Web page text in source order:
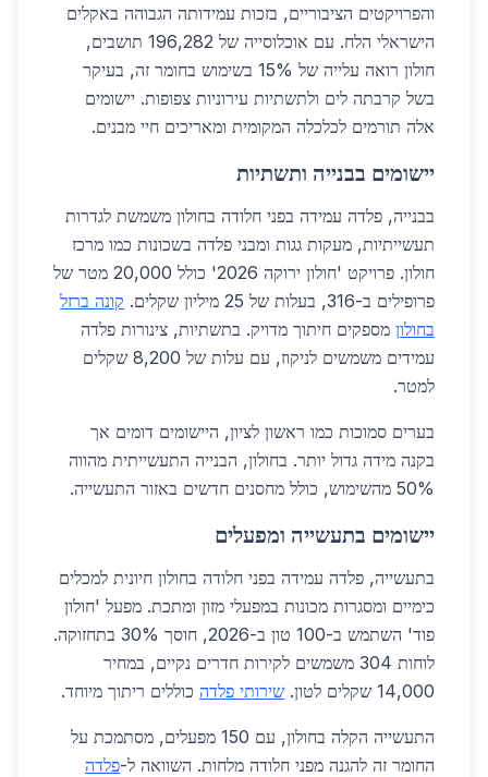
והפרויקטים הציבוריים, בזכות עמידותה הגבוהה באקלים
הישראלי הלח. עם אוכלוסייה של 196,282 תושבים,
חולון רואה עלייה של 15% בשימוש בחומר זה, בעיקר
בשל קרבתה לים ולתשתיות עירוניות צפופות. יישומים
אלה תורמים לכלכלה המקומית ומאריכים חיי מבנים.
יישומים בבנייה ותשתיות
בבנייה, פלדה עמידה בפני חלודה בחולון משמשת לגדרות
תעשייתיות, מעקות גגות ומבני פלדה בשכונות כמו מרכז
חולון. פרויקט 'חולון ירוקה 2026' כולל 20,000 מטר של
פרופילים ב-316, בעלות של 25 מיליון שקלים.
קונה ברזל
בחולון מספקים חיתוך מדויק. בתשתיות, צינורות פלדה
עמידים משמשים לניקוז, עם עלות של 8,200 שקלים
למטר.
בערים סמוכות כמו ראשון לציון, היישומים דומים אך
בקנה מידה גדול יותר. בחולון, הבנייה התעשייתית מהווה
50% מהשימוש, כולל מחסנים חדשים באזור התעשייה.
יישומים בתעשייה ומפעלים
בתעשייה, פלדה עמידה בפני חלודה בחולון חיונית למכלים
כימיים ומסגרות מכונות במפעלי מזון ומתכת. מפעל 'חולון
פוד' השתמש ב-100 טון ב-2026, חוסך 30% בתחזוקה.
לוחות 304 משמשים לקירות חדרים נקיים, במחיר
14,000 שקלים לטון.
שירותי פלדה כוללים ריתוך מיוחד.
התעשייה הקלה בחולון, עם 150 מפעלים, מסתמכת על
החומר זה להגנה מפני חלודה מלחות. השוואה ל-פלדה